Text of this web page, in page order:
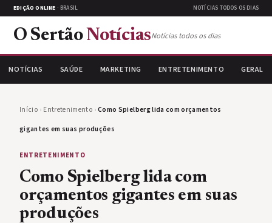
EDIÇÃO ONLINE · BRASIL NOTÍCIAS TODOS OS DIAS
O Sertão NotíciasNotícias todos os dias
NOTÍCIAS SAÚDE MARKETING ENTRETENIMENTO GERAL
Início › Entretenimento ›Como Spielberg lida com orçamentos
gigantes em suas produções
ENTRETENIMENTO
Como Spielberg lida com
orçamentos gigantes em suas
produções